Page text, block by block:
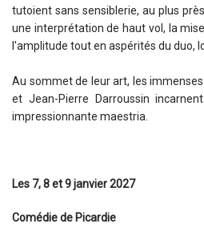
tutoient sans sensiblerie, au plus
une interprétation de haut vol, la
l'amplitude tout en aspérités du duo,
Au sommet de leur art, les
et Jean-Pierre Darroussin
impressionnante maestria.
Les 7, 8 et 9 janvier 2027
Comédie de Picardie